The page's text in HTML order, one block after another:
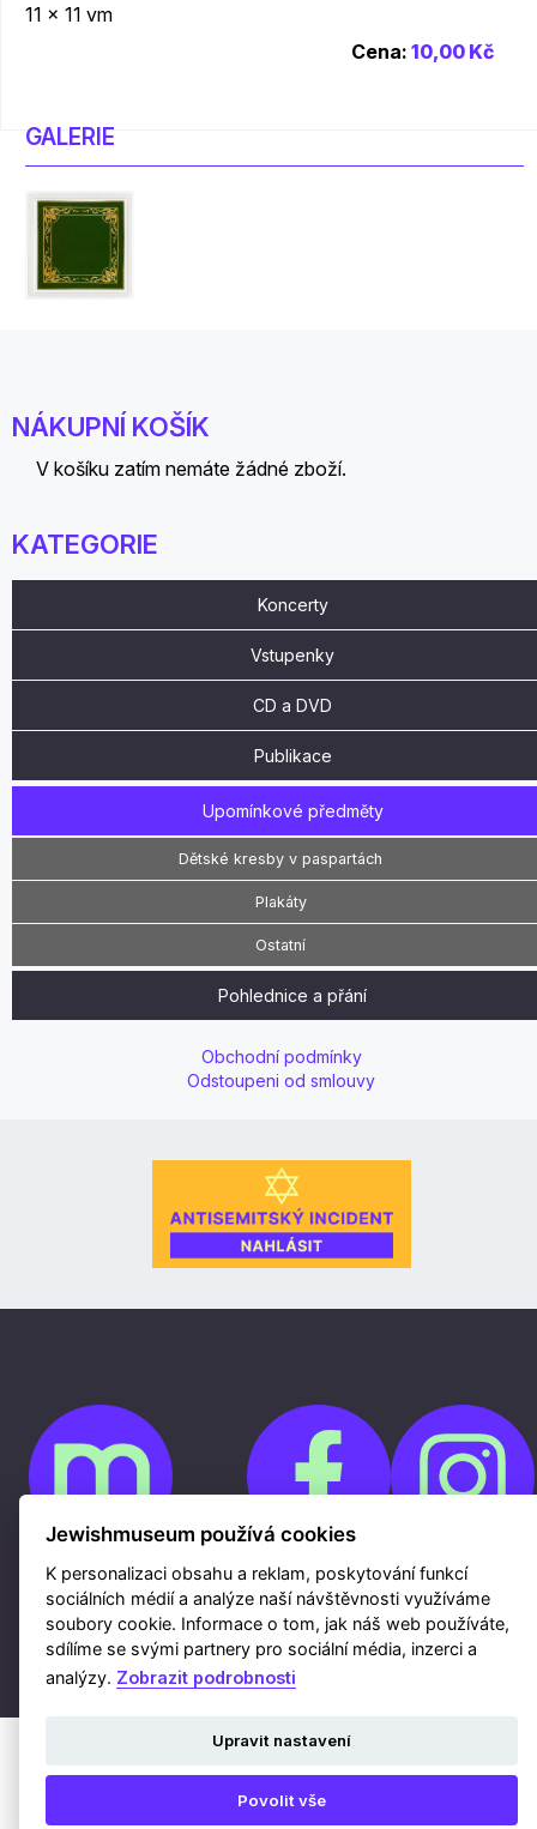
11 x 11 vm
Cena: 10,00 Kč
GALERIE
NÁKUPNÍ KOŠÍK
V košíku zatím nemáte žádné zboží.
KATEGORIE
Koncerty
Vstupenky
CD a DVD
Publikace
Upomínkové předměty
Dětské kresby v paspartách
Plakáty
Ostatní
Pohlednice a přání
Obchodní podmínky
Odstoupeni od smlouvy
Cookies
Ochrana osobních údajů
Whistleblowing
Kontakty
Mapa webu
Webdesign a hosting Nux s.r.o. | RSS
Jewishmuseum používá cookies
K personalizaci obsahu a reklam, poskytování funkcí
sociálních médií a analýze naší návštěvnosti využíváme
soubory cookie. Informace o tom, jak náš web používáte,
sdílíme se svými partnery pro sociální média, inzerci a
analýzy. Zobrazit podrobnosti
Upravit nastavení
Povolit vše